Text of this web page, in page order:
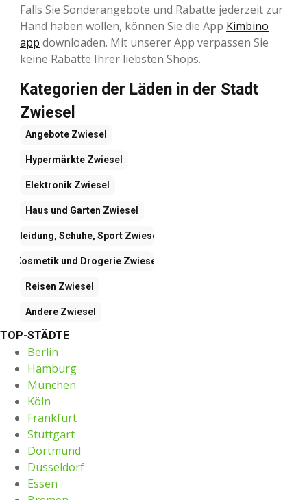
Falls Sie Sonderangebote und Rabatte jederzeit zur
Hand haben wollen, können Sie die App Kimbino
app downloaden. Mit unserer App verpassen Sie
keine Rabatte Ihrer liebsten Shops.
Kategorien der Läden in der Stadt
Zwiesel
Angebote Zwiesel
Hypermärkte Zwiesel
Elektronik Zwiesel
Haus und Garten Zwiesel
Kleidung, Schuhe, SportZwiesel
Kosmetik und DrogerieZwiesel
Reisen Zwiesel
Andere Zwiesel
TOP-STÄDTE
Berlin
Hamburg
München
Köln
Frankfurt
Stuttgart
Dortmund
Düsseldorf
Essen